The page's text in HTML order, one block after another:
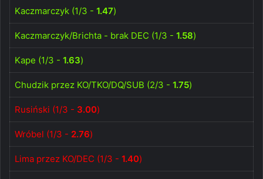
Kaczmarczyk (1/3 - 1.47)
Kaczmarczyk/Brichta - brak DEC (1/3 - 1.58)
Kape (1/3 - 1.63)
Chudzik przez KO/TKO/DQ/SUB (2/3 - 1.75)
Rusiński (1/3 - 3.00)
Wróbel (1/3 - 2.76)
Lima przez KO/DEC (1/3 - 1.40)